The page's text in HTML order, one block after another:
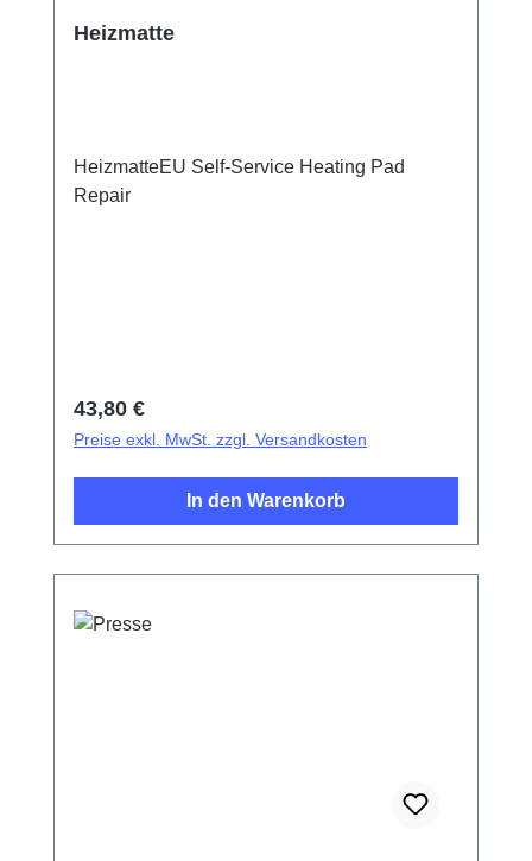
Heizmatte
HeizmatteEU Self-Service Heating Pad
Repair
Regulärer Preis:
43,80 €
Preise exkl. MwSt. zzgl. Versandkosten
In den Warenkorb